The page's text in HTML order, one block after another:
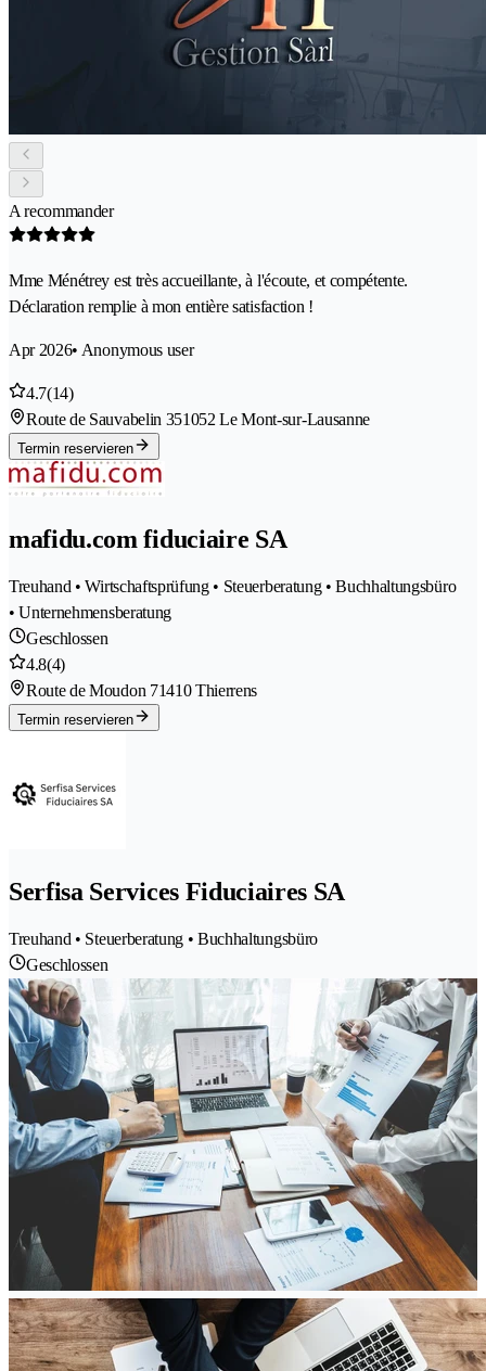
A recommander
Mme Ménétrey est très accueillante, à l'écoute, et compétente.
Déclaration remplie à mon entière satisfaction !
Apr 2026• Anonymous user
4.7(14)
Route de Sauvabelin 351052 Le Mont-sur-Lausanne
Termin reservieren
mafidu.com fiduciaire SA
Treuhand • Wirtschaftsprüfung • Steuerberatung • Buchhaltungsbüro
• Unternehmensberatung
Geschlossen
4.8(4)
Route de Moudon 71410 Thierrens
Termin reservieren
Serfisa Services Fiduciaires SA
Treuhand • Steuerberatung • Buchhaltungsbüro
Geschlossen